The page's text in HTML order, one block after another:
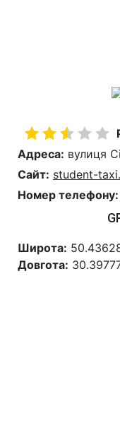
Адреса: вулиця
Сайт: student-
Номер телефону:
Широта:
Довгота: